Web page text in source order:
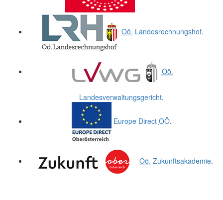
Oö. Landesrechnungshof.
Oö.
Landesverwaltungsgericht.
Europe Direct OÖ.
Oö. Zukunftsakademie.